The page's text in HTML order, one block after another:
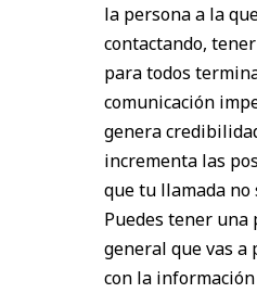
la persona a la
contactando,
para todos
comunicación
genera
incrementa las
que tu llamada no
Puedes tener
general que vas a
con la